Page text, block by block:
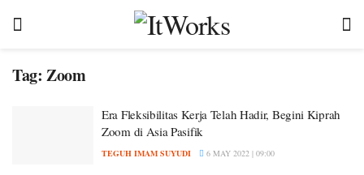
Tag: Zoom
Era Fleksibilitas Kerja Telah Hadir, Begini Kiprah
Zoom di Asia Pasifik
TEGUH IMAM SUYUDI 6 MAY 2022 | 09:00